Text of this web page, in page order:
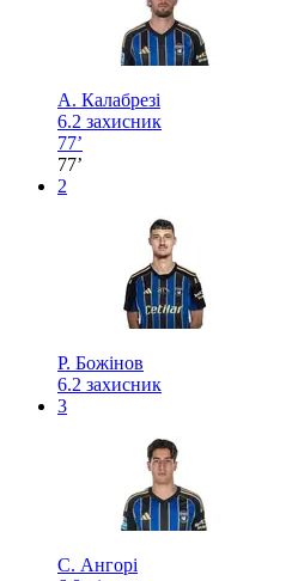
А. Калабрезі
6.2 захисник
77’
77’
2
Р. Божінов
6.2 захисник
3
С. Ангорі